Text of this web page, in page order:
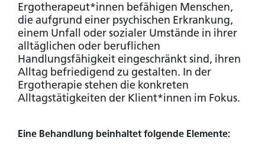
Ergotherapeut*innen befähigen Menschen,
die aufgrund einer psychischen Erkrankung,
einem Unfall oder sozialer Umstände in ihrer
alltäglichen oder beruflichen
Handlungsfähigkeit eingeschränkt sind, ihren
Alltag befriedigend zu gestalten. In der
Ergotherapie stehen die konkreten
Alltagstätigkeiten der Klient*innen im Fokus.
Eine Behandlung beinhaltet folgende Elemente: